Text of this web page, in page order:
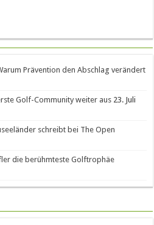
Prävention den Abschlag verändert
Golf-Community weiter aus 23. Juli
schreibt bei The Open
die berühmteste Golftrophäe